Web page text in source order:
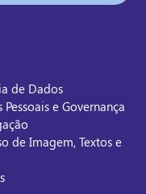
de Dados
e Governança
de Imagem, Textos e